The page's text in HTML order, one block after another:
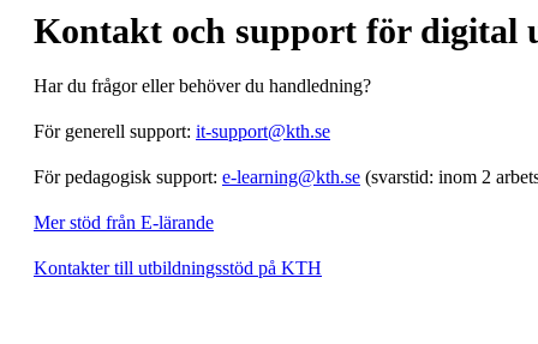
Kontakt och support för digital
Har du frågor eller behöver du handledning?
För generell support: it-support@kth.se
För pedagogisk support: e-learning@kth.se (svarstid: inom 2
Mer stöd från E-lärande
Kontakter till utbildningsstöd på KTH